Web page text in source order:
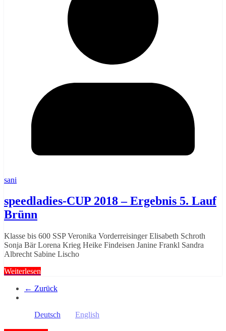
sani
speedladies-CUP 2018 – Ergebnis 5. Lauf
Brünn
Klasse bis 600 SSP Veronika Vorderreisinger Elisabeth Schroth
Sonja Bär Lorena Krieg Heike Findeisen Janine Frankl Sandra
Albrecht Sabine Lischo
Weiterlesen
← Zurück
Deutsch English